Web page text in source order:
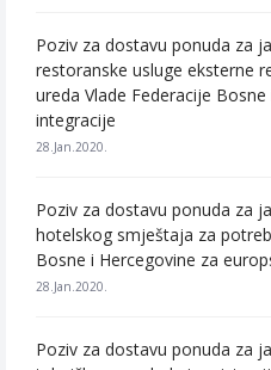
Poziv za dostavu ponuda za
restoranske usluge eksterne
ureda Vlade Federacije
integracije
28.Jan.2020.
Poziv za dostavu ponuda za
hotelskog smještaja za
Bosne i Hercegovine za
28.Jan.2020.
Poziv za dostavu ponuda za